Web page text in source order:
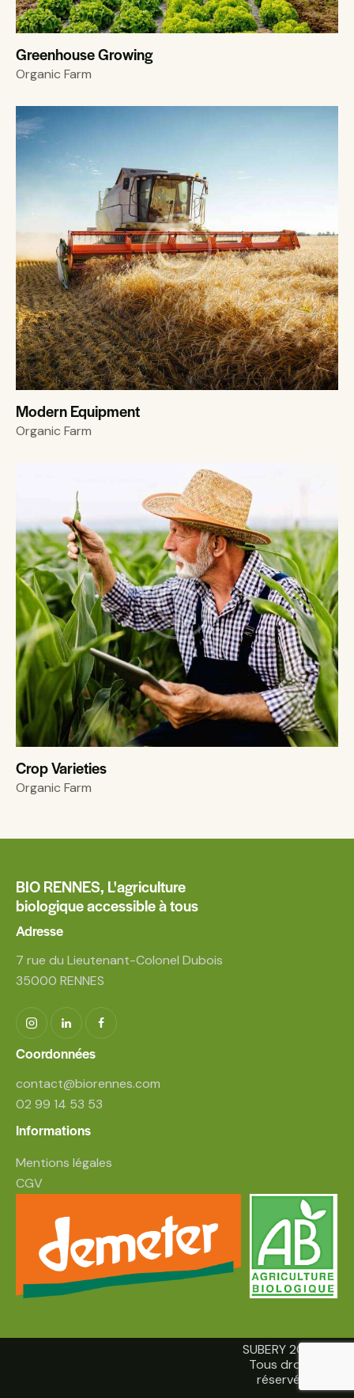
Greenhouse Growing
Organic Farm
Modern Equipment
Organic Farm
Crop Varieties
Organic Farm
BIO RENNES, L'agriculture
biologique accessible à tous
Adresse
7 rue du Lieutenant-Colonel Dubois
35000 RENNES
Coordonnées
contact@biorennes.com
02 99 14 53 53
Informations
Mentions légales
CGV
SUBERY 2026.
Tous droits
réservés